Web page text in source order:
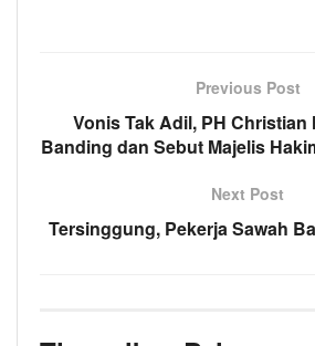
Previous Post
Vonis Tak Adil, PH Christian
Banding dan Sebut Majelis
Next Post
Tersinggung, Pekerja Sawah